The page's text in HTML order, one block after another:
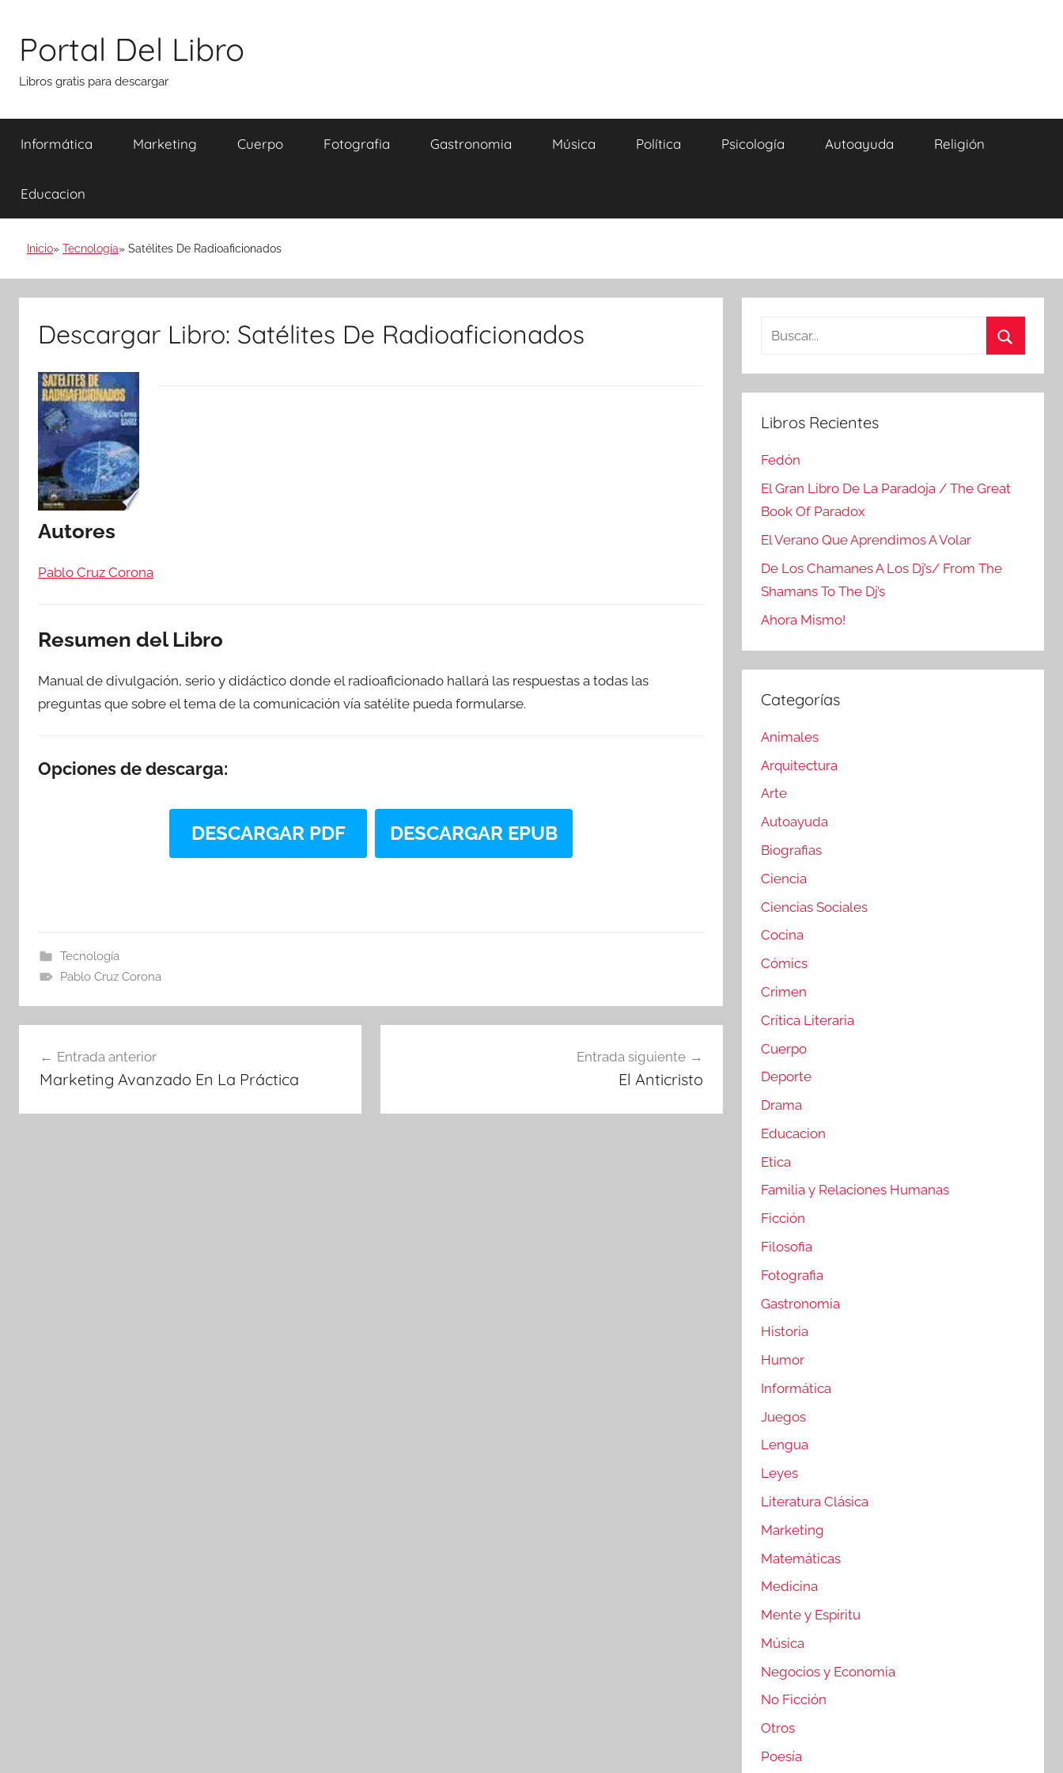
contenido
Portal Del Libro
Libros gratis para descargar
Informática Marketing Cuerpo Fotografia Gastronomia Música Política Psicología Autoayuda Religión
Educacion
Inicio Tecnología Satélites De Radioaficionados
Descargar Libro: Satélites De Radioaficionados
Autores
Pablo Cruz Corona
Resumen del Libro
Manual de divulgación, serio y didáctico donde el radioaficionado hallará las respuestas a todas las
preguntas que sobre el tema de la comunicación vía satélite pueda formularse.
Opciones de descarga:
DESCARGAR PDF DESCARGAR EPUB
Tecnología
Pablo Cruz Corona
de
entradas
Entrada anterior
Marketing Avanzado En La Práctica
Entrada siguiente
El Anticristo
Buscar:
Libros Recientes
Fedón
El Gran Libro De La Paradoja / The Great
Book Of Paradox
El Verano Que Aprendimos A Volar
De Los Chamanes A Los Dj’s/ From The
Shamans To The Dj’s
Ahora Mismo!
Categorías
Animales
Arquitectura
Arte
Autoayuda
Biografias
Ciencia
Ciencias Sociales
Cocina
Cómics
Crimen
Crítica Literaria
Cuerpo
Deporte
Drama
Educacion
Etica
Familia y Relaciones Humanas
Ficción
Filosofia
Fotografia
Gastronomia
Historia
Humor
Informática
Juegos
Lengua
Leyes
Literatura Clásica
Marketing
Matemáticas
Medicina
Mente y Espíritu
Música
Negocios y Economia
No Ficción
Otros
Poesía